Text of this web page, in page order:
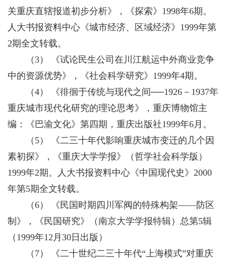
关重庆直辖报道初步分析》，《探索》1998年6期。
人大书报资料中心《城市经济、区域经济》1999年第
2期全文转载。
（3） 《试论民生公司在川江航运中外商业竞争
中的资源优势》，《社会科学研究》1999年4期。
（4） 《徘徊于传统与现代之间──1926－1937年
重庆城市现代化研究的理论思考》，重庆博物馆主
编：《巴渝文化》第四期，重庆出版社1999年6月。
（5） 《二三十年代影响重庆城市变迁的几个因
素初探》，《重庆大学学报》（哲学社会科学版）
1999年2期。人大书报资料中心《中国现代史》2000
年第5期全文转载。
（6） 《民国时期四川军阀的特殊构架——防区
制》，《民国研究》（南京大学学报特辑）总第5辑
（1999年12月30日出版）
（7） 《二十世纪二三十年代“上海模式”对重庆